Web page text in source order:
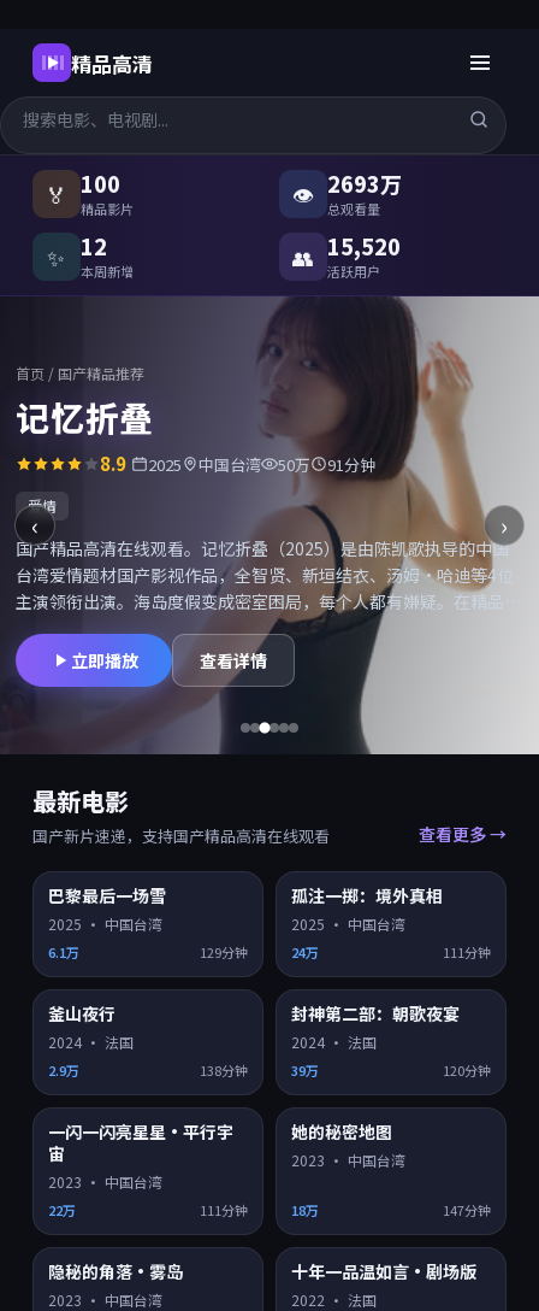
精品高清
国产精品高清在线观看-
🏅 100
精品影片 👁 2693万
总观看量
✨ 12
本周新增 👥 15,520
活跃用户
首页 / 国产精品推荐
记忆折叠
8.9 2025 中国台湾 50万 91分钟
爱情
国产精品高清在线观看。记忆折叠（2025）是由陈凯歌执导的中国
台湾爱情题材国产影视作品，全智贤、新垣结衣、汤姆·哈迪等4位
主演领衔出演。海岛度假变成密室困局，每个人都有嫌疑。在精品高
清网可搜索「记忆折叠在线观看」「记忆折叠高清」并享受国产精品
高清在线观看，同类型爱情国产片持续更新。摄影与配乐备受好评，
适合喜欢院线质感的观众。
立即播放 查看详情
‹ ›
最新电影
国产新片速递，支持国产精品高清在线观看 查看更多 →
7.9
巴黎最后一场雪
2025 · 中国台湾
6.1万 129分钟
7.5
孤注一掷：境外真相
2025 · 中国台湾
24万 111分钟
7.4
釜山夜行
2024· 法国
2.9万 138分钟
7.0
封神第二部：朝歌夜宴
2024· 法国
39万 120分钟
8.8 4K超清
一闪一闪亮星星·平行宇
宙
2023 · 中国台湾
22万 111分钟
9.1
她的秘密地图
2023 · 中国台湾
18万 147分钟
9.2
隐秘的角落·雾岛
2023 · 中国台湾
8.2 HD
十年一品温如言·剧场版
2022 · 法国